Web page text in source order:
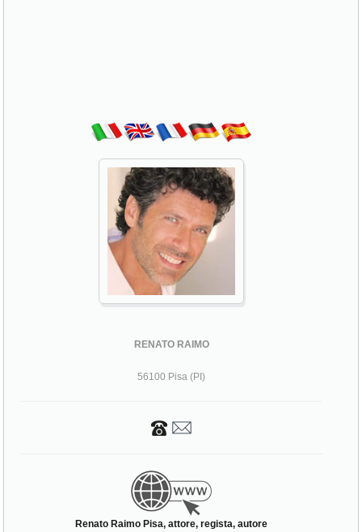
RENATO RAIMO
56100 Pisa (PI)
Renato Raimo Pisa, attore, regista, autore